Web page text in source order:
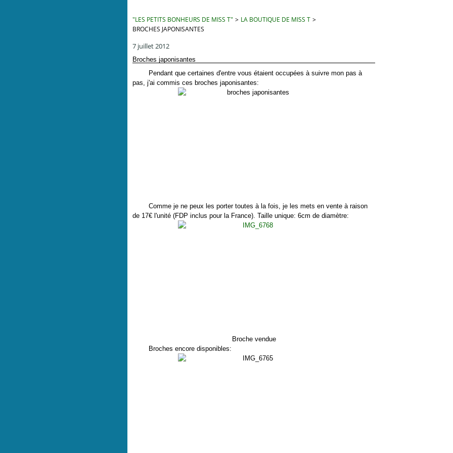
"LES PETITS BONHEURS DE MISS T" > LA BOUTIQUE DE MISS T >
BROCHES JAPONISANTES
7 juillet 2012
Broches japonisantes
Pendant que certaines d'entre vous étaient occupées à suivre mon pas à
pas, j'ai commis ces broches japonisantes:
Comme je ne peux les porter toutes à la fois, je les mets en vente à raison
de 17€ l'unité (FDP inclus pour la France). Taille unique: 6cm de diamètre:
Broche vendue
Broches encore disponibles: